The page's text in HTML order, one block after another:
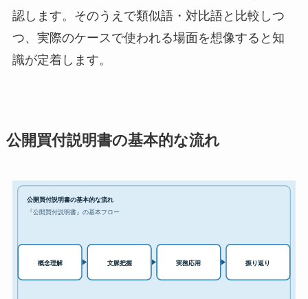
認します。そのうえで類似語・対比語と比較しつ
つ、実際のケースで使われる場面を想像すると知
識が定着します。
公開買付説明書の基本的な流れ
公開買付説明書の基本的な流れ
『公開買付説明書』の基本フロー
概念理解 文脈把握 実務応用 振り返り